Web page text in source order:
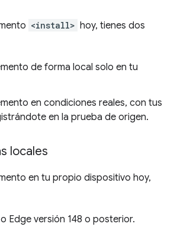
<install> hoy, tienes dos
de forma local solo en tu
en condiciones reales, con tus
en la prueba de origen.
locales
en tu propio dispositivo hoy,
Edge versión 148 o posterior.